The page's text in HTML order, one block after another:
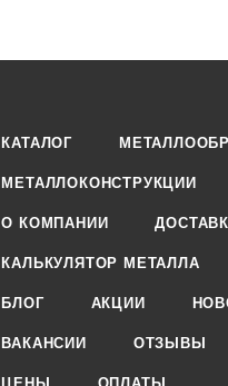
КАТАЛОГ
МЕТАЛЛОКОНСТРУКЦИИ
О КОМПАНИИ
КАЛЬКУЛЯТОР МЕТАЛЛА
БЛОГ АКЦИИ
ВАКАНСИИ ОТЗЫВЫ